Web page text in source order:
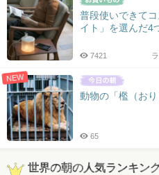
普段使いできて
イト」を選んだ4
7421
NEW
動物の「檻（お
65
世界の朝の人気ランキン